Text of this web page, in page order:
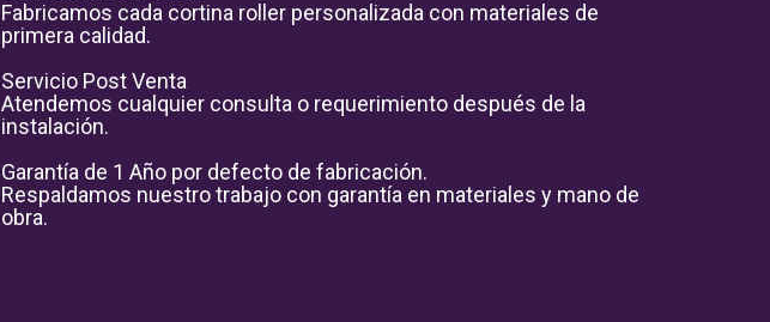
Fabricamos cada cortina roller personalizada con materiales de
primera calidad.
Servicio Post Venta
Atendemos cualquier consulta o requerimiento después de la
instalación.
Garantía de 1 Año por defecto de fabricación.
Respaldamos nuestro trabajo con garantía en materiales y mano de
obra.